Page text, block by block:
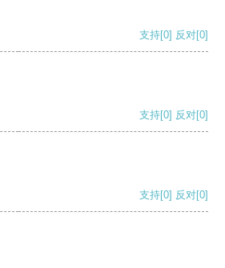
支持[0] 反对[0]
支持[0] 反对[0]
支持[0] 反对[0]